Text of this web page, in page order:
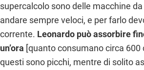
supercalcolo sono delle macchine
andare sempre veloci, e per farlo
corrente. Leonardo può assorbire
un’ora [quanto consumano circa 600
questi sono picchi, mentre di solito